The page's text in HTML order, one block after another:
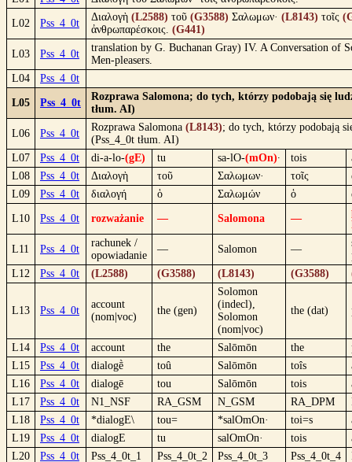
L02 Pss_4_0t
Διαλογὴ (L2588) τοῦ (G3588) Σαλωμων· (L8143) τοῖς
ἀνθρωπαρέσκοις. (G441)
L03 Pss_4_0t
translation by G. Buchanan Gray) IV. A Conversation of
Men-pleasers.
L04
Pss_4_0t
L05 Pss_4_0t
Rozprawa Salomona; do tych, którzy podobają się
tłum. AI)
L06 Pss_4_0t
Rozprawa Salomona (L8143); do tych, którzy podobają
(Pss_4_0t tłum. AI)
L07
Pss_4_0t di-a-lo-(gE) tu sa-lO-(mOn)· tois
L08
Pss_4_0t Διαλογὴ τοῦ Σαλωμων· τοῖς
L09
Pss_4_0t διαλογή ὁ Σαλωμών ὁ
L10 Pss_4_0t rozważanie — Salomona —
L11 Pss_4_0t
rachunek /
opowiadanie
— Salomon —
L12
Pss_4_0t (L2588) (G3588) (L8143) (G3588)
L13 Pss_4_0t
account
(nom|voc)
the (gen)
Solomon
(indecl),
Solomon
(nom|voc)
the (dat)
L14 Pss_4_0t account the Salōmōn the
L15
Pss_4_0t dialogḕ toû Salōmōn toîs
L16
Pss_4_0t dialogē tou Salōmōn tois
L17
Pss_4_0t N1_NSF RA_GSM N_GSM RA_DPM
L18
Pss_4_0t *dialogE\ tou= *salOmOn· toi=s
L19
Pss_4_0t dialogE tu salOmOn· tois
L20
Pss_4_0t Pss_4_0t_1 Pss_4_0t_2 Pss_4_0t_3 Pss_4_0t_4